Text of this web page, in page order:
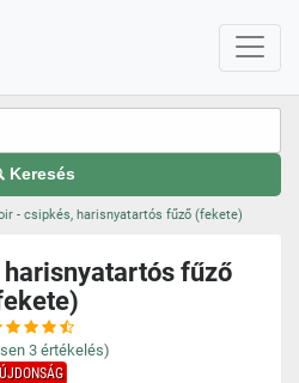
Keresés
- csipkés, harisnyatartós fűző (fekete)
fűző
3 értékelés)
ÚJDONSÁG